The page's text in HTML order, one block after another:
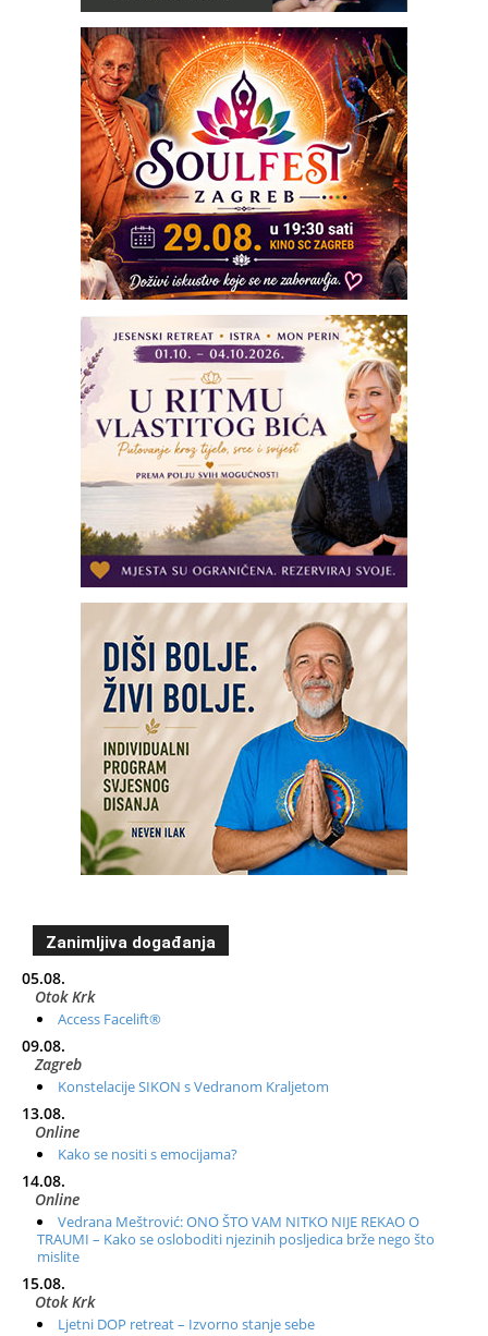
Zanimljiva događanja
05.08.
Otok Krk
Access Facelift®
09.08.
Zagreb
Konstelacije SIKON s Vedranom Kraljetom
13.08.
Online
Kako se nositi s emocijama?
14.08.
Online
Vedrana Meštrović: ONO ŠTO VAM NITKO NIJE REKAO O
TRAUMI – Kako se osloboditi njezinih posljedica brže nego što
mislite
15.08.
Otok Krk
Ljetni DOP retreat – Izvorno stanje sebe